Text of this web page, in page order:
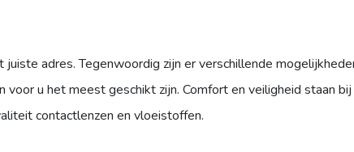
adres. Tegenwoordig zijn er verschillende
u het meest geschikt zijn. Comfort en veiligheid staan
contactlenzen en vloeistoffen.